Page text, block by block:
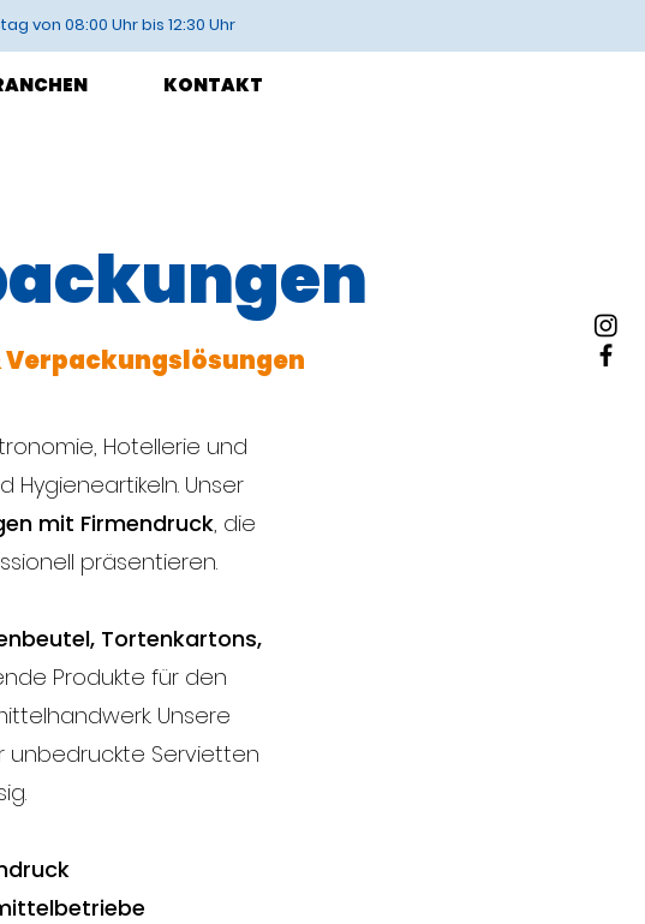
von 08:00 Uhr bis 12:30 Uhr
KONTAKT
Hotellerie und
Unser
mit Firmendruck, die
präsentieren.
Tortenkartons,
Produkte für den
Unsere
Servietten